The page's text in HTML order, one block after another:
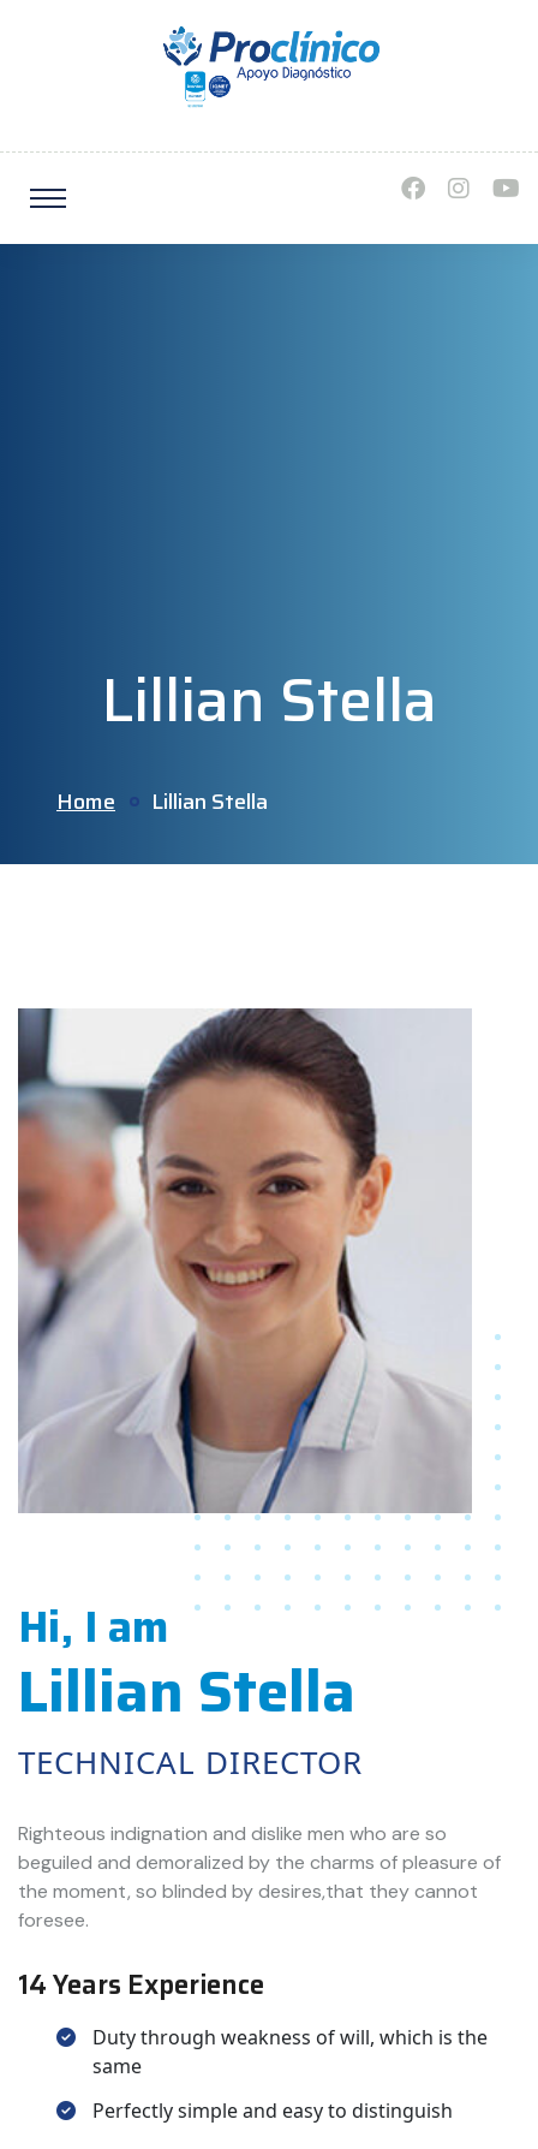
Lillian Stella
Home Lillian Stella
Hi, I am
Lillian Stella
TECHNICAL DIRECTOR
Righteous indignation and dislike men who are so
beguiled and demoralized by the charms of pleasure of
the moment, so blinded by desires,that they cannot
foresee.
14 Years Experience
Duty through weakness of will, which is the
same
Perfectly simple and easy to distinguish